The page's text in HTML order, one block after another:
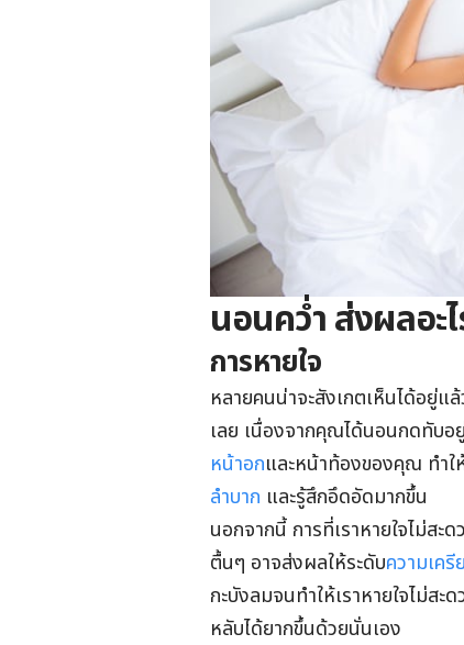
นอนคว่ำ ส่งผลอะ
การหายใจ
หลายคนน่าจะสังเกตเห็นได้อยู่แ
เลย เนื่องจากคุณได้นอนกดทับอ
หน้าอกและหน้าท้องของคุณ ทำใ
ลำบาก และรู้สึกอึดอัดมากขึ้น
นอกจากนี้ การที่เราหายใจไม่ส
ตื้นๆ อาจส่งผลให้ระดับความเครี
กะบังลมจนทำให้เราหายใจไม่ส
หลับได้ยากขึ้นด้วยนั่นเอง